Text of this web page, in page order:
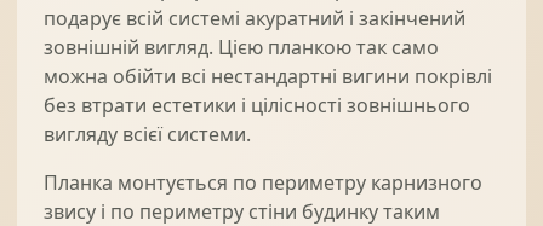
подарує всій системі акуратний і закінчений
зовнішній вигляд. Цією планкою так само
можна обійти всі нестандартні вигини покрівлі
без втрати естетики і цілісності зовнішнього
вигляду всієї системи.
Планка монтується по периметру карнизного
звису і по периметру стіни будинку таким